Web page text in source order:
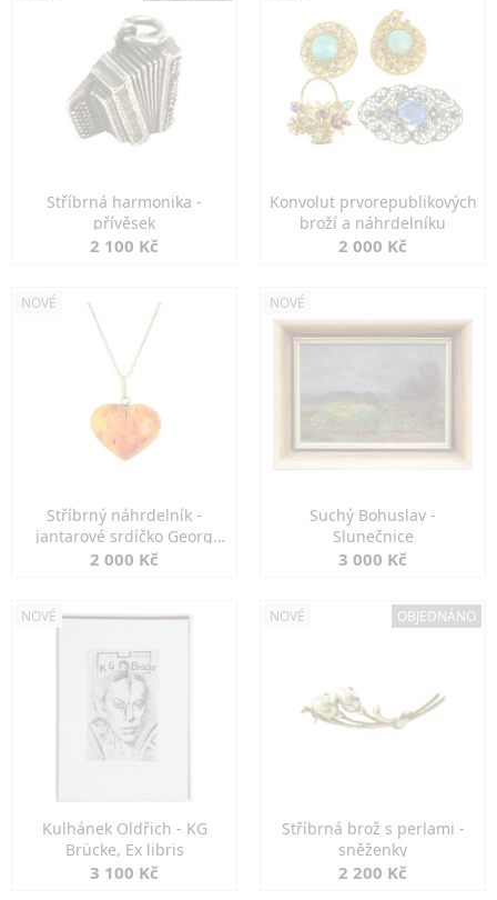
Stříbrná harmonika -
přívěsek
2 100 Kč
Konvolut prvorepublikových
broží a náhrdelníku
2 000 Kč
NOVÉ
Stříbrný náhrdelník -
jantarové srdíčko Georg
Kramer
2 000 Kč
NOVÉ
Suchý Bohuslav -
Slunečnice
3 000 Kč
NOVÉ
Kulhánek Oldřich - KG
Brücke, Ex libris
3 100 Kč
NOVÉ OBJEDNÁNO
Stříbrná brož s perlami -
sněženky
2 200 Kč